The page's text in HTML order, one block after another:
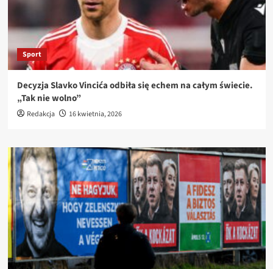
Sport
Decyzja Slavko Vincića odbiła się echem na całym świecie.
„Tak nie wolno”
Redakcja 16 kwietnia, 2026